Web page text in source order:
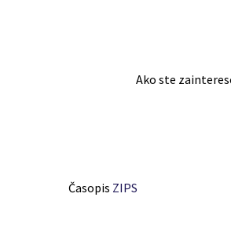
Ako ste
Časopis ZIPS